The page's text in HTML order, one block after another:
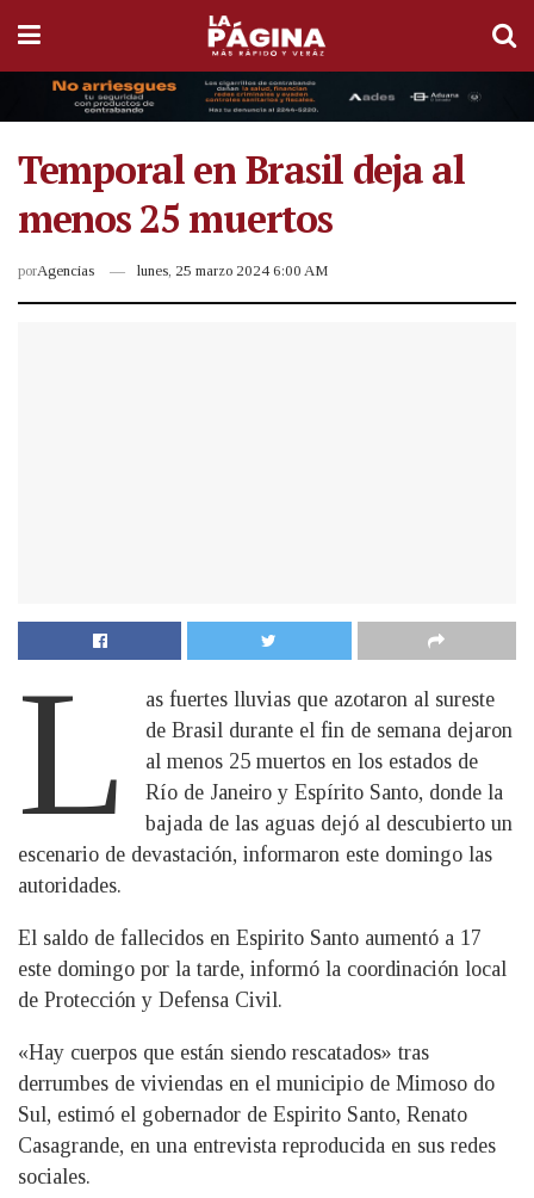
Temporal en Brasil deja al
menos 25 muertos
porAgencias lunes, 25 marzo 2024 6:00 AM
L
as fuertes lluvias que azotaron al sureste
de Brasil durante el fin de semana dejaron
al menos 25 muertos en los estados de
Río de Janeiro y Espírito Santo, donde la
bajada de las aguas dejó al descubierto un
escenario de devastación, informaron este domingo las
autoridades.
El saldo de fallecidos en Espirito Santo aumentó a 17
este domingo por la tarde, informó la coordinación local
de Protección y Defensa Civil.
«Hay cuerpos que están siendo rescatados» tras
derrumbes de viviendas en el municipio de Mimoso do
Sul, estimó el gobernador de Espirito Santo, Renato
Casagrande, en una entrevista reproducida en sus redes
sociales.